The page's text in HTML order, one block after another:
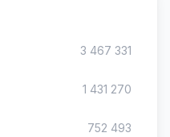
3 467 331
1 431 270
752 493